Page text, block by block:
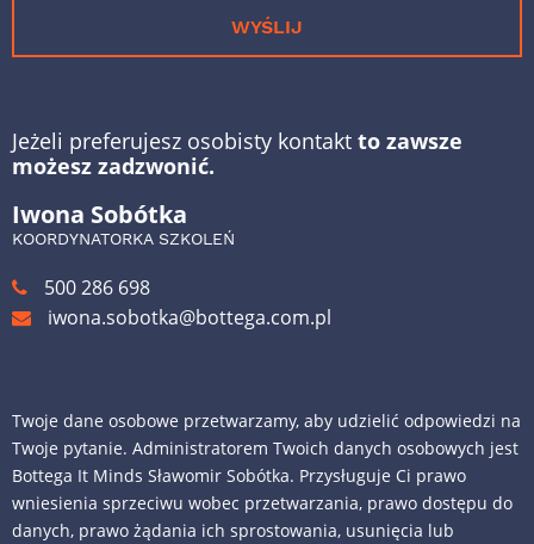
WYŚLIJ
Jeżeli preferujesz osobisty kontakt to zawsze
możesz zadzwonić.
Iwona Sobótka
KOORDYNATORKA SZKOLEŃ
500 286 698
iwona.sobotka@bottega.com.pl
Twoje dane osobowe przetwarzamy, aby udzielić odpowiedzi na
Twoje pytanie. Administratorem Twoich danych osobowych jest
Bottega It Minds Sławomir Sobótka. Przysługuje Ci prawo
wniesienia sprzeciwu wobec przetwarzania, prawo dostępu do
danych, prawo żądania ich sprostowania, usunięcia lub